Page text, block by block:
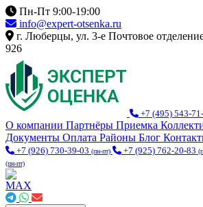
Пн-Пт 9:00-19:00
info@expert-otsenka.ru
г. Люберцы, ул. 3-е Почтовое
926
+7 (495) 543-
О компании Партнёры Приемка
Документы Оплата Районы Блог
+7 (926) 730-39-03 (пн-пт) +7 (925) 762-20-83
(пн-пт)